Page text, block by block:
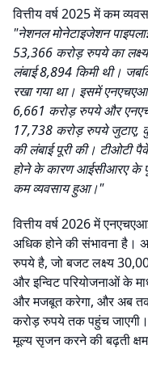
वित्तीय वर्ष 2025 में कम
"नेशनल मोनेटाइजेशन
53,366 करोड़ रुपये का
लंबाई 8,894 किमी थी।
रखा गया था। इसमें
6,661 करोड़ रुपये और
17,738 करोड़ रुपये
की लंबाई पूरी की। टीओटी
होने के कारण आईसीआरए के
कम व्यवसाय हुआ।"
वित्तीय वर्ष 2026 में
अधिक होने की संभावना है।
रुपये है, जो बजट लक्ष्य
और इन्विट परियोजनाओं के
और मजबूत करेगा, और अब
करोड़ रुपये तक पहुंच
मूल्य सृजन करने की बढ़ती